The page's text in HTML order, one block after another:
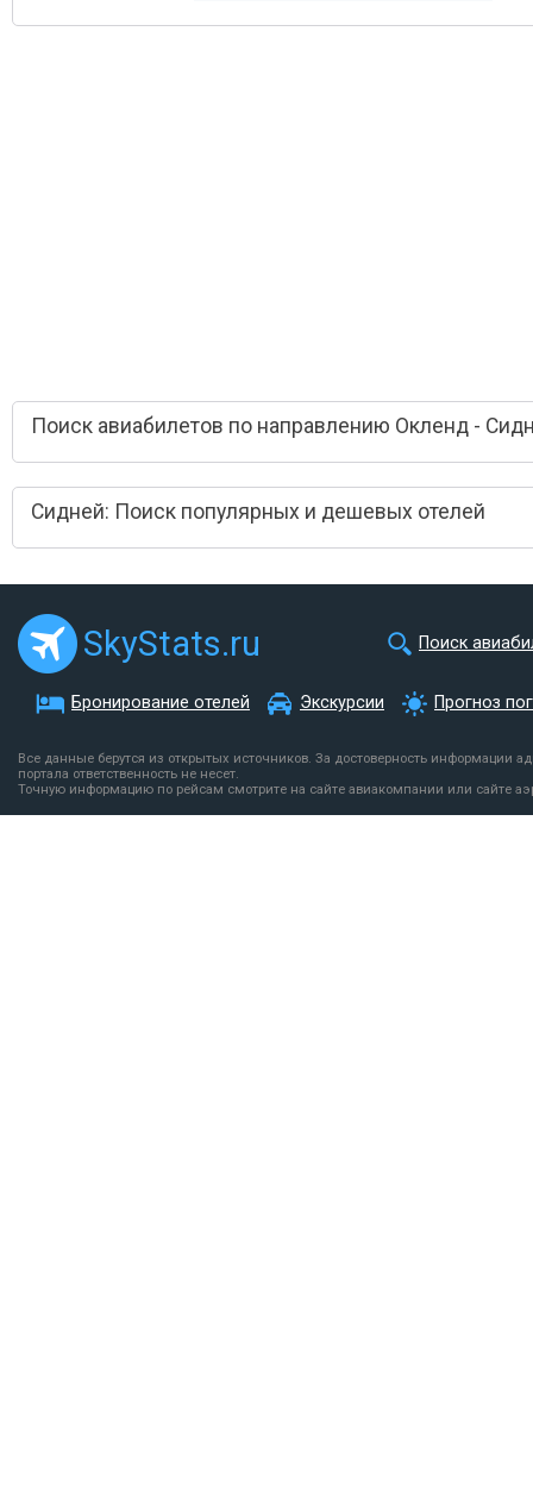
Поиск авиабилетов по направлению Окленд -
Сидней: Поиск популярных и дешевых отелей
SkyStats.ru Поиск
Бронирование отелей Экскурсии Прогноз
Все данные берутся из открытых источников. За достоверность информации
портала ответственность не несет.
Точную информацию по рейсам смотрите на сайте авиакомпании или сайте